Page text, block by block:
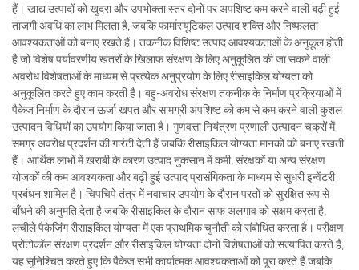
हैं। खाद्य उत्पादों को खुदरा और उपभोक्ता स्तर दोनों पर अपशिष्ट कम करने वाली बढ़ी हुई
ताजगी अवधि का लाभ मिलता है, जबकि फार्मास्यूटिकल उत्पाद शक्ति और निष्फलता
आवश्यकताओं को बनाए रखते हैं। तकनीक विशिष्ट उत्पाद आवश्यकताओं के अनुकूल होती
है जो विशेष पर्यावरणीय खतरों के खिलाफ संरक्षण के लिए अनुकूलित की जा सकने वाली
अवरोध विशेषताओं के माध्यम से प्रत्येक अनुप्रयोग के लिए रीसाइकिल योग्यता को
अनुकूलित करते हुए काम करती है। बहु-अवरोध संरक्षण तकनीक के निर्माण प्रक्रियाओं में
पैकेज निर्माण के दौरान ऊर्जा खपत और सामग्री अपशिष्ट को कम से कम करने वाली कुशल
उत्पादन विधियों का उपयोग किया जाता है। गुणवत्ता नियंत्रण प्रणाली उत्पादन चक्रों में
समग्र अवरोध प्रदर्शन की गारंटी देती हैं जबकि रीसाइकिल योग्यता मानकों को बनाए रखती
हैं। आर्थिक लाभों में खराबी के कारण उत्पाद नुकसान में कमी, संरक्षकों या अन्य संरक्षण
योजकों की कम आवश्यकता और बढ़ी हुई उत्पाद प्रासंगिकता के माध्यम से सुधरी इन्वेंटरी
प्रबंधन शामिल है। चिपचिपे तंत्र में नवाचार उपयोग के दौरान परतों को सुरक्षित रूप से
बाँधने की अनुमति देता है जबकि रीसाइकिल के दौरान साफ अलगाव को सक्षम करता है,
लचीले पैकेजिंग रीसाइकिल योग्यता में एक प्राथमिक चुनौती को संबोधित करता है। परीक्षण
प्रोटोकॉल संरक्षण प्रदर्शन और रीसाइकिल योग्यता दोनों विशेषताओं को सत्यापित करते हैं,
यह सुनिश्चित करते हुए कि पैकेज सभी कार्यात्मक आवश्यकताओं को पूरा करते हैं जबकि